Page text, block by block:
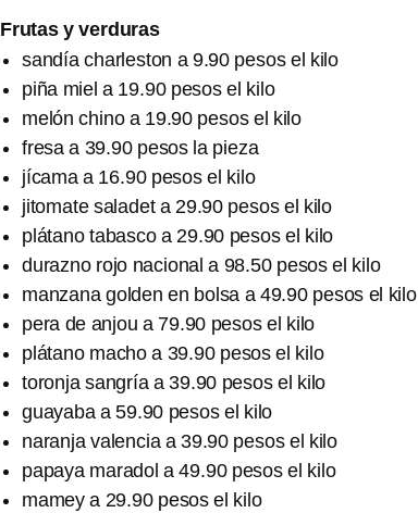
Frutas y verduras
sandía charleston a 9.90 pesos el kilo
piña miel a 19.90 pesos el kilo
melón chino a 19.90 pesos el kilo
fresa a 39.90 pesos la pieza
jícama a 16.90 pesos el kilo
jitomate saladet a 29.90 pesos el kilo
plátano tabasco a 29.90 pesos el kilo
durazno rojo nacional a 98.50 pesos el kilo
manzana golden en bolsa a 49.90 pesos el kilo
pera de anjou a 79.90 pesos el kilo
plátano macho a 39.90 pesos el kilo
toronja sangría a 39.90 pesos el kilo
guayaba a 59.90 pesos el kilo
naranja valencia a 39.90 pesos el kilo
papaya maradol a 49.90 pesos el kilo
mamey a 29.90 pesos el kilo